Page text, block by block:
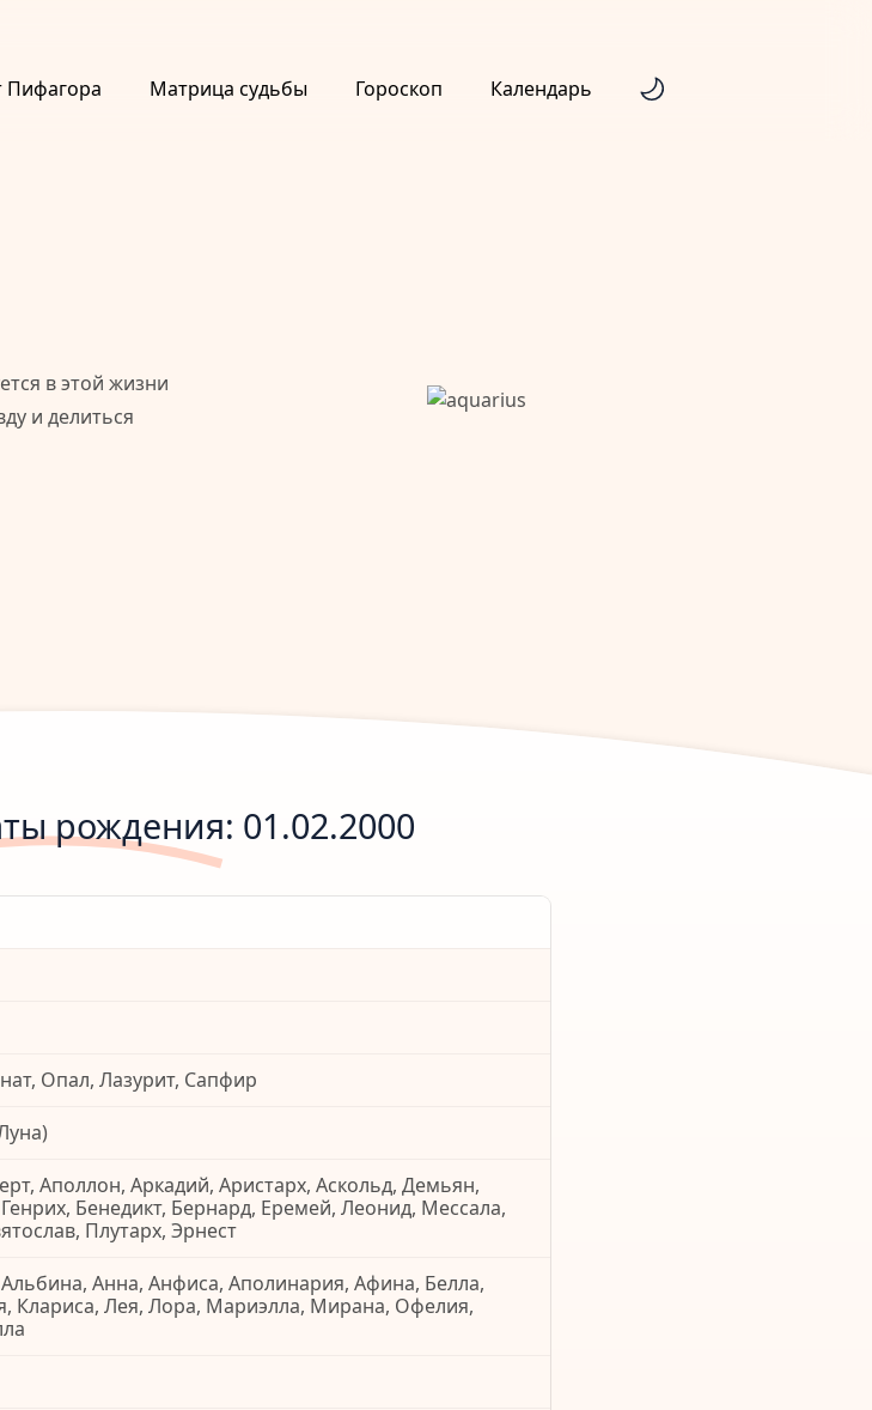
Пифагора Матрица судьбы Гороскоп Календарь
в этой жизни
и делиться
рождения: 01.02.2000
Опал, Лазурит, Сапфир
Аполлон, Аркадий, Аристарх, Аскольд, Демьян,
Бенедикт, Бернард, Еремей, Леонид, Мессала,
Плутарх, Эрнест
Анна, Анфиса, Аполинария, Афина, Белла,
Клариса, Лея, Лора, Мариэлла, Мирана, Офелия,